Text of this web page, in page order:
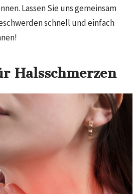
Lassen Sie uns gemeinsam
schnell und einfach
Halsschmerzen